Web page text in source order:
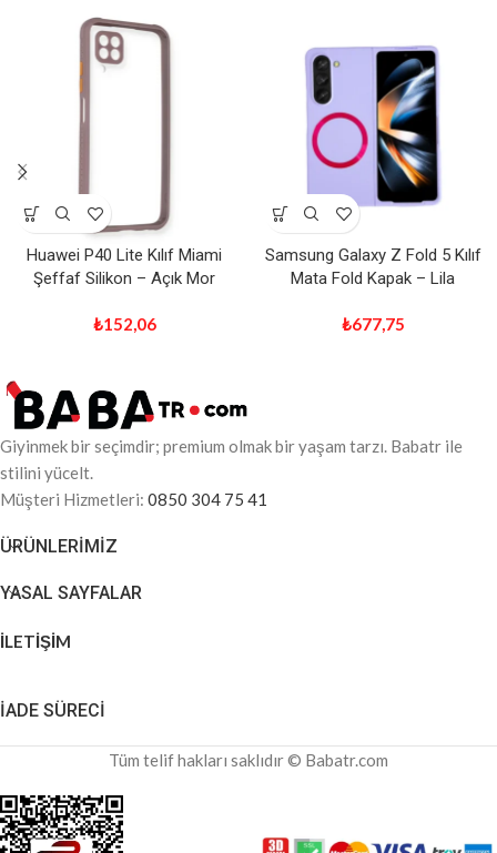
Huawei P40 Lite Kılıf Miami
Şeffaf Silikon – Açık Mor
₺152,06
Samsung Galaxy Z Fold 5 Kılıf
Mata Fold Kapak – Lila
₺677,75
Giyinmek bir seçimdir; premium olmak bir yaşam tarzı. Babatr ile
stilini yücelt.
Müşteri Hizmetleri: 0850 304 75 41
ÜRÜNLERIMIZ
YASAL SAYFALAR
İLETİŞİM
İADE SÜRECİ
Tüm telif hakları saklıdır © Babatr.com